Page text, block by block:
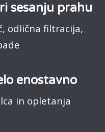
sesanju prahu
odlična filtracija,
enostavno
in opletanja